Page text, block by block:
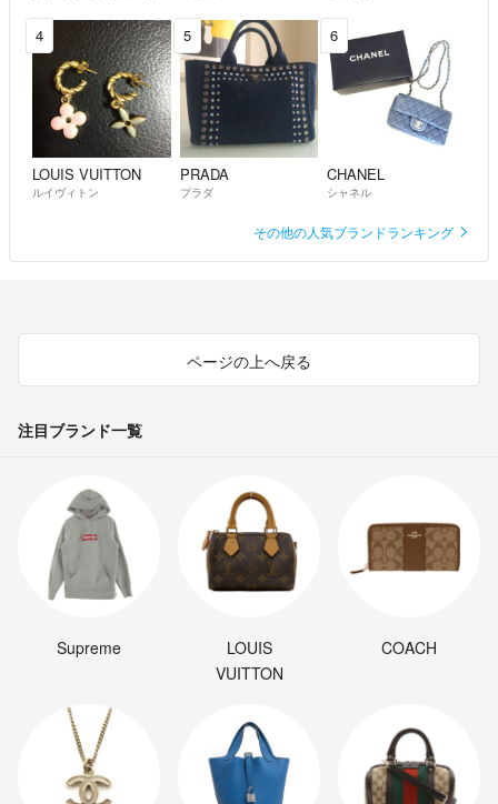
4
LOUIS VUITTON
ルイヴィトン
5
PRADA
プラダ
6
CHANEL
シャネル
その他の人気ブランドランキング
ページの上へ戻る
注目ブランド一覧
Supreme
LOUIS
VUITTON
COACH